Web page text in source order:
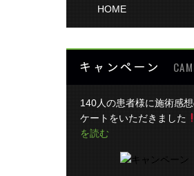
HOME
キャンペーン
140人の患者様に施術感
ケートをいただきました
を読む